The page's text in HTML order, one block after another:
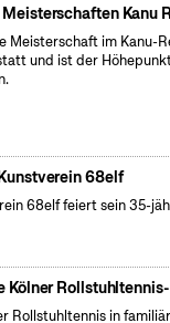
Kanu
Meisterschaft im Kanu-
und ist der
68elf
68elf feiert sein 35-
Kölner
Rollstuhltennis in